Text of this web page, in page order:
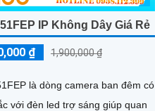
IP Không Dây Giá Rẻ
₫ 1,900,000 ₫
là dòng camera ban đêm có
với đèn led trợ sáng giúp quan